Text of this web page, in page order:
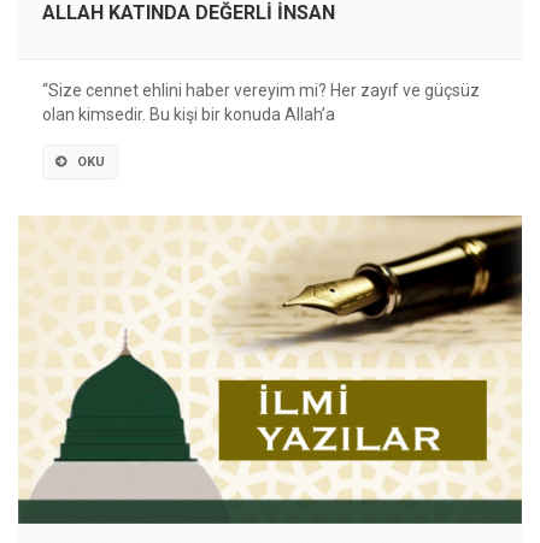
ALLAH KATINDA DEĞERLİ İNSAN
“Size cennet ehlini haber vereyim mi? Her zayıf ve güçsüz
olan kimsedir. Bu kişi bir konuda Allah’a
OKU